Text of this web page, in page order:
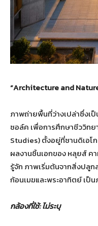
“Architecture and
ภาพถ่ายพื้นที่ว่างเปล่าซึ่ง
ซอล์ค เพื่อการศึกษาชีววิท
Studies) ตั้งอยู่ที่ซานดิเอโ
ผลงานชิ้นเอกของ หลุยส์ ค
รู้จัก ภาพเริ่มต้นจากสิ่งปลู
ก้อนเมฆและพระอาทิตย์ เป็
กล้องที่ใช้:ไม่ระบุ